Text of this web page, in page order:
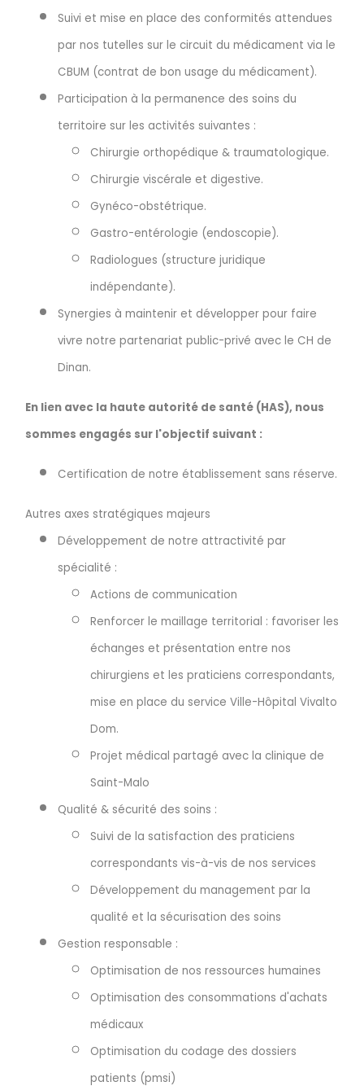
Suivi et mise en place des conformités attendues
par nos tutelles sur le circuit du médicament via le
CBUM (contrat de bon usage du médicament).
Participation à la permanence des soins du
territoire sur les activités suivantes :
Chirurgie orthopédique & traumatologique.
Chirurgie viscérale et digestive.
Gynéco-obstétrique.
Gastro-entérologie (endoscopie).
Radiologues (structure juridique
indépendante).
Synergies à maintenir et développer pour faire
vivre notre partenariat public-privé avec le CH de
Dinan.
En lien avec la haute autorité de santé (HAS), nous
sommes engagés sur l'objectif suivant :
Certification de notre établissement sans réserve.
Autres axes stratégiques majeurs
Développement de notre attractivité par
spécialité :
Actions de communication
Renforcer le maillage territorial : favoriser les
échanges et présentation entre nos
chirurgiens et les praticiens correspondants,
mise en place du service Ville-Hôpital Vivalto
Dom.
Projet médical partagé avec la clinique de
Saint-Malo
Qualité & sécurité des soins :
Suivi de la satisfaction des praticiens
correspondants vis-à-vis de nos services
Développement du management par la
qualité et la sécurisation des soins
Gestion responsable :
Optimisation de nos ressources humaines
Optimisation des consommations d'achats
médicaux
Optimisation du codage des dossiers
patients (pmsi)